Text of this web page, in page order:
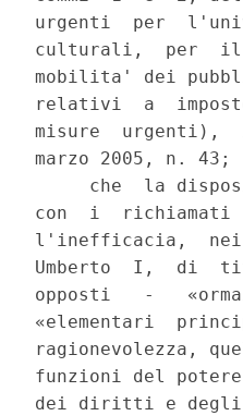
urgenti  per
culturali,  per  il
mobilita' dei
relativi  a
misure  urgenti),
marzo 2005, n. 43;
che  la
con  i  richiamati
l'inefficacia,  nei
Umberto  I,  di
opposti   -
«elementari
ragionevolezza,
funzioni del
dei diritti e degli